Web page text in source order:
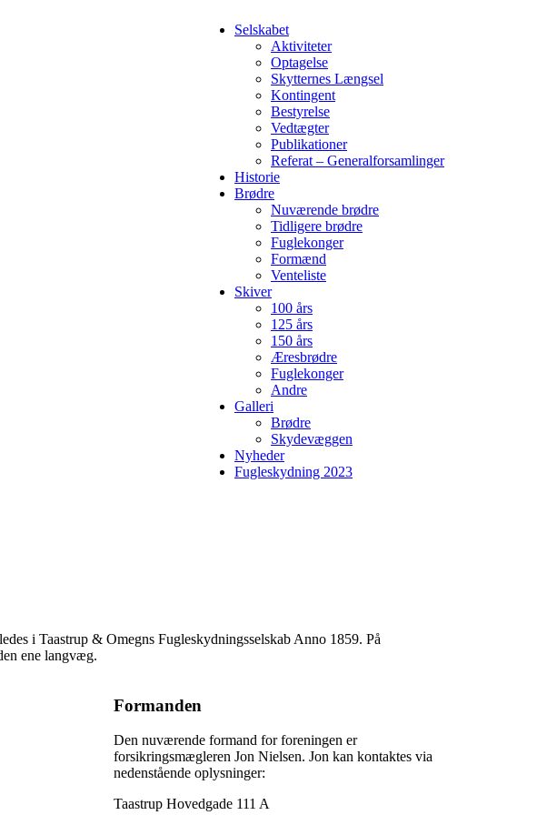
Selskabet
Aktiviteter
Optagelse
Skytternes Længsel
Kontingent
Bestyrelse
Vedtægter
Publikationer
Referat – Generalforsamlinger
Historie
Brødre
Nuværende brødre
Tidligere brødre
Fuglekonger
Formænd
Venteliste
Skiver
100 års
125 års
150 års
Æresbrødre
Fuglekonger
Andre
Galleri
Brødre
Skydevæggen
Nyheder
Fugleskydning 2023
i Taastrup & Omegns Fugleskydningsselskab Anno 1859. På
ene langvæg.
Formanden
Den nuværende formand for foreningen er
forsikringsmægleren Jon Nielsen. Jon kan kontaktes via
nedenstående oplysninger:
Taastrup Hovedgade 111 A